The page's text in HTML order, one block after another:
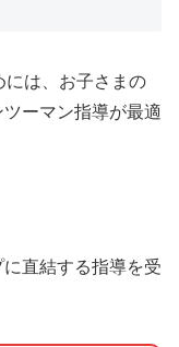
には、お子さまの
ーマン指導が最適
直結する指導を受